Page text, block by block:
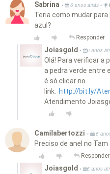
Sabrina • 6 anos atrás •
Teria como mudar para
azul?
Responder
Joiasgold • 6 anos
Olá! Para verificar a
a pedra verde entre
é só clicar no
link: http://bit.ly/
Atendimento
Camilabertozzi • 6
Preciso de anel no
Responder
Joiasgold • 6 anos